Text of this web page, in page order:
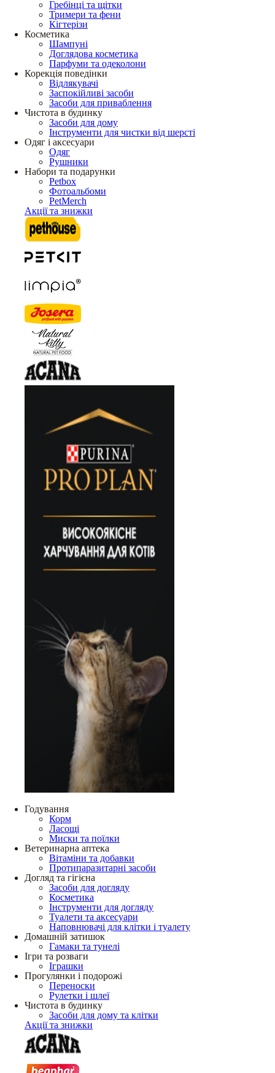
Гребінці та щітки
Тримери та фени
Кігтерізи
Косметика
Шампуні
Доглядова косметика
Парфуми та одеколони
Корекція поведінки
Відлякувачі
Заспокійливі засоби
Засоби для приваблення
Чистота в будинку
Засоби для дому
Інструменти для чистки від шерсті
Одяг і аксесуари
Одяг
Рушники
Набори та подарунки
Petbox
Фотоальбоми
PetMerch
Акції та знижки
Годування
Корм
Ласощі
Миски та поїлки
Ветеринарна аптека
Вітаміни та добавки
Протипаразитарні засоби
Догляд та гігієна
Засоби для догляду
Косметика
Інструменти для догляду
Туалети та аксесуари
Наповнювачі для клітки і туалету
Домашній затишок
Гамаки та тунелі
Ігри та розваги
Іграшки
Прогулянки і подорожі
Переноски
Рулетки і шлеї
Чистота в будинку
Засоби для дому та клітки
Акції та знижки